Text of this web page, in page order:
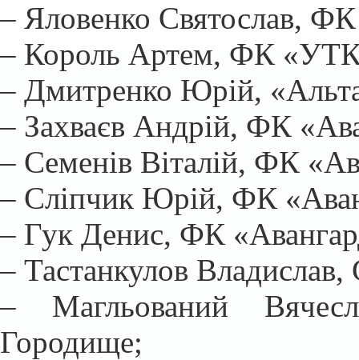
– Яловенко Святослав,
– Король Артем, ФК
– Дмитренко Юрій,
– Захваєв Андрій, ФК
– Семенів Віталій, ФК
– Сліпчик Юрій, ФК
– Гук Денис, ФК
– Тастанкулов Владислав,
– Магльований
Городище;